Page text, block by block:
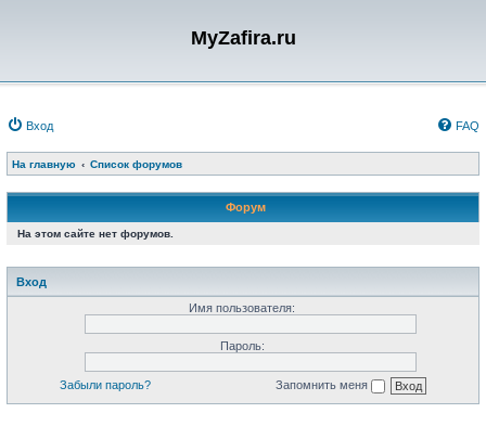
MyZafira.ru
Вход FAQ
На главную Список форумов
Форум
На этом сайте нет форумов.
Вход
Имя пользователя:
Пароль:
Забыли пароль? Запомнить меня